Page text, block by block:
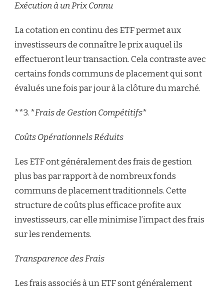
Exécution à un Prix Connu
La cotation en continu des ETF permet aux
investisseurs de connaître le prix auquel ils
effectueront leur transaction. Cela contraste avec
certains fonds communs de placement qui sont
évalués une fois par jour à la clôture du marché.
**3. *Frais de Gestion Compétitifs*
Coûts Opérationnels Réduits
Les ETF ont généralement des frais de gestion
plus bas par rapport à de nombreux fonds
communs de placement traditionnels. Cette
structure de coûts plus efficace profite aux
investisseurs, car elle minimise l’impact des frais
sur les rendements.
Transparence des Frais
Les frais associés à un ETF sont généralement